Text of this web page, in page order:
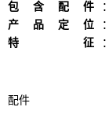
包含配件
：
产品定位
：
特征
：
配件